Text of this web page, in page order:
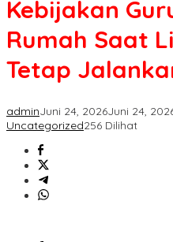
Libur
Kebijakan
Rumah Saat
Tetap
adminJuni 24, 2026Juni 24,
Uncategorized256 Dilihat